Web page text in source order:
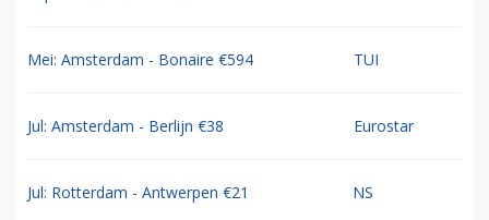
Mei: Amsterdam - Bonaire €594 TUI
Jul: Amsterdam - Berlijn €38 Eurostar
Jul: Rotterdam - Antwerpen €21 NS